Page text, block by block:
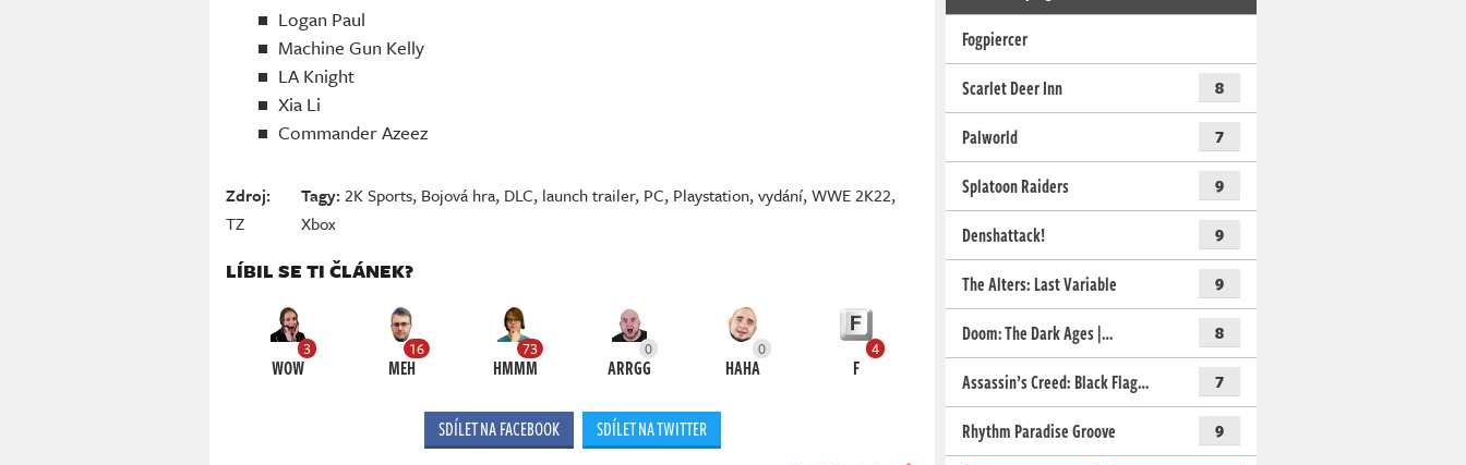
Logan Paul
Machine Gun Kelly
LA Knight
Xia Li
Commander Azeez
Zdroj:
TZ
Tagy:2K Sports, Bojová hra, DLC, launch trailer, PC, Playstation,vydání,WWE 2K22,
Xbox
LÍBIL SE TI ČLÁNEK?
3
WOW
16
MEH
73
HMMM
0
ARRGG
0
HAHA
4
F
SDÍLET NA FACEBOOK SDÍLET NA TWITTER
Fogpiercer
Scarlet Deer Inn
8
Palworld 7
Splatoon Raiders 9
Denshattack! 9
The Alters: Last Variable 9
Doom: The Dark Ages |… 8
Assassin’s Creed: Black Flag… 7
Rhythm Paradise Groove 9